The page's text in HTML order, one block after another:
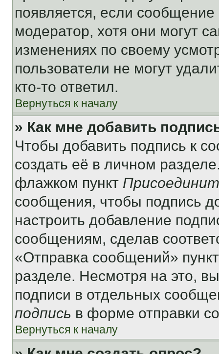
появляется, если
модератор, хотя они могут
изменениях по своему
пользователи не могут
кто-то ответил.
Вернуться к началу
» Как мне добавить
Чтобы добавить подпись к
создать её в личном
флажком пункт
сообщения, чтобы подпись
настроить добавление
сообщениям, сделав
«Отправка сообщений»
разделе. Несмотря на это,
подписи в отдельных
подпись в форме отправки
Вернуться к началу